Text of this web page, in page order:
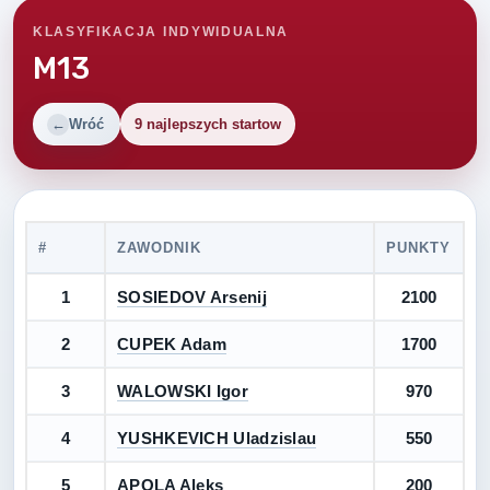
KLASYFIKACJA INDYWIDUALNA
M13
Wróć 9 najlepszych startow
# ZAWODNIK PUNKTY
1 SOSIEDOV Arsenij 2100
2 CUPEK Adam 1700
3 WALOWSKI Igor 970
4 YUSHKEVICH Uladzislau 550
5 APOLA Aleks 200